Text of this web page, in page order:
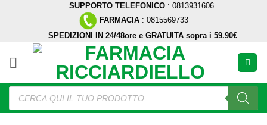
SUPPORTO TELEFONICO : 0813931606
FARMACIA : 0815569733
SPEDIZIONI IN 24/48ore e GRATUITA sopra i 59.90€
Ricerca
prodotti